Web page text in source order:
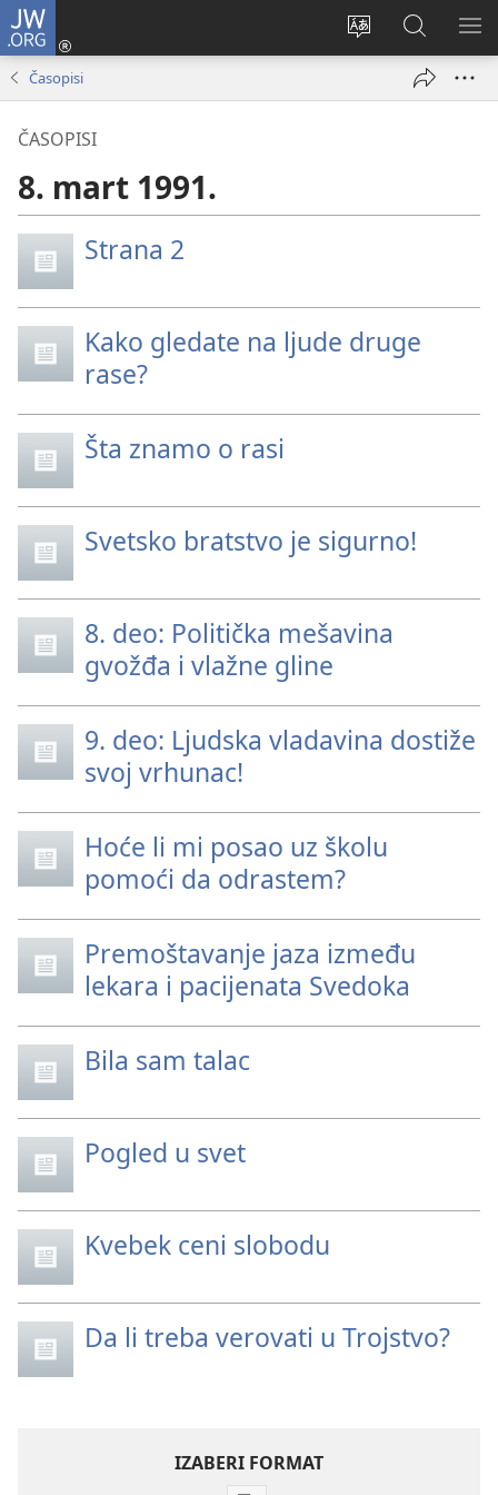
JW.ORG
Promeni
Prijava
(otvara
Pretraga
sajta
JW.ORG
Časopisi
ČASOPISI
8. mart 1991.
Strana 2
Kako gledate na ljude druge
rase?
Šta znamo o rasi
Svetsko bratstvo je sigurno!
8. deo: Politička mešavina
gvožđa i vlažne gline
9. deo: Ljudska vladavina dostiže
svoj vrhunac!
Hoće li mi posao uz školu
pomoći da odrastem?
Premoštavanje jaza između
lekara i pacijenata Svedoka
Bila sam talac
Pogled u svet
Kvebek ceni slobodu
Da li treba verovati u Trojstvo?
IZABERI FORMAT